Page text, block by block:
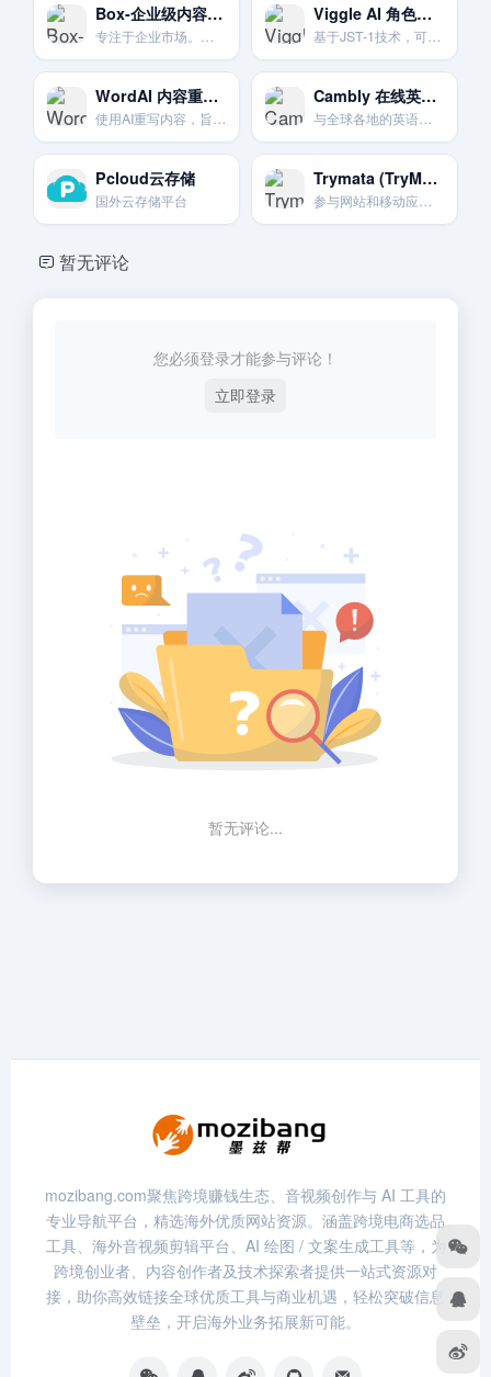
Box-企业级内容协作
专注于企业市场。提供强大的安全性。合规性认证和工作流程自动化功能。
Viggle AI 角色动态视频生成
基于JST-1技术，可自由创建和控制3D角色动作的创新平台。
WordAI 内容重写器
使用AI重写内容，旨在将内容输出提高10倍，适用于视频脚本预处理。
Cambly 在线英语口语陪练
与全球各地的英语学习者进行视频对话.通过聊天的方式轻松赚钱。
Pcloud云存储
国外云存储平台
Trymata (TryMyUI) 用户体验测试网站
参与网站和移动应用的可用性测试.通过反馈和评论获得报酬。
暂无评论
您必须登录才能参与评论！
立即登录
暂无评论...
mozibang.com聚焦跨境赚钱生态、音视频创作与 AI 工具的
专业导航平台，精选海外优质网站资源。涵盖跨境电商选品
工具、海外音视频剪辑平台、AI 绘图 / 文案生成工具等，为
跨境创业者、内容创作者及技术探索者提供一站式资源对
接，助你高效链接全球优质工具与商业机遇，轻松突破信息
壁垒，开启海外业务拓展新可能。